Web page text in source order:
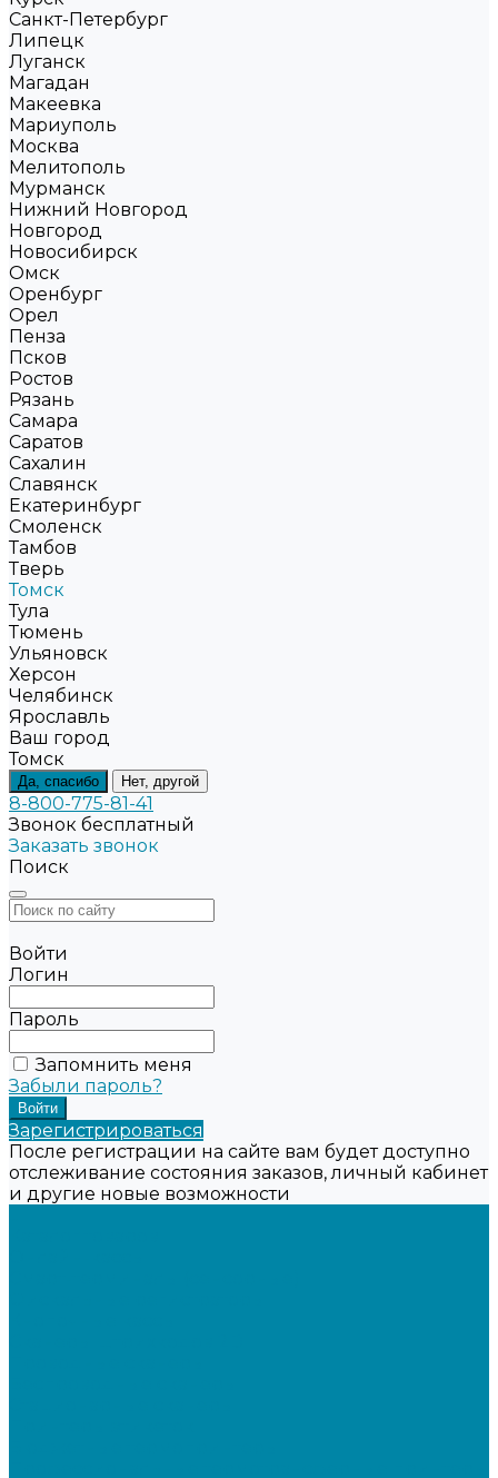
Санкт-Петербург
Липецк
Луганск
Магадан
Макеевка
Мариуполь
Москва
Мелитополь
Мурманск
Нижний Новгород
Новгород
Новосибирск
Омск
Оренбург
Орел
Пенза
Псков
Ростов
Рязань
Самара
Саратов
Сахалин
Славянск
Екатеринбург
Смоленск
Тамбов
Тверь
Томск
Тула
Тюмень
Ульяновск
Херсон
Челябинск
Ярославль
Ваш город
Томск
Да, спасибо Нет, другой
8-800-775-81-41
Звонок бесплатный
Заказать звонок
Поиск
Войти
Логин
Пароль
Запомнить меня
Забыли пароль?
Зарегистрироваться
После регистрации на сайте вам будет доступно
отслеживание состояния заказов, личный кабинет
и другие новые возможности